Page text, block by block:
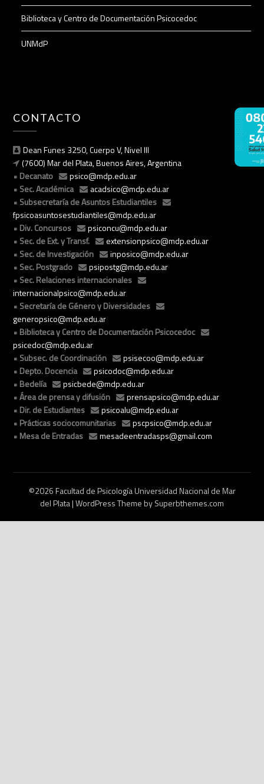
Biblioteca y Centro de Documentación Psicocedoc
UNMdP
CONTACTO
Dean Funes 3250, Cuerpo V, Nivel III
(7600) Mar del Plata, Buenos Aires, Argentina
Decanato
psico@mdp.edu.ar
Sec. Académica
acadsico@mdp.edu.ar
Subsecretaría de Asuntos Estudiantiles
fpsicoasuntosestudiantiles@mdp.edu.ar
Div. Concursos
psiconcu@mdp.edu.ar
Sec. de Ext. y Transf.
extensionpsico@mdp.edu.ar
Sec. de Investigación
inposico@mdp.edu.ar
Sec. Postgrado
psipostg@mdp.edu.ar
Sec. Relaciones internacionales
internacionalpsico@mdp.edu.ar
Secretaría de Género y Diversidades
generopsico@mdp.edu.ar
Biblioteca y Centro de Documentación Psicocedoc
psicedoc@mdp.edu.ar
Subsec. de Coordinación
psisecoo@mdp.edu.ar
Depto. Docencia
psicodoc@mdp.edu.ar
Bedelía
psicbede@mdp.edu.ar
Área de prensa y difusión
prensapsico@mdp.edu.ar
Dir. de Estudiantes
psicoalu@mdp.edu.ar
Prácticas sociocomunitarias
pscpsico@mdp.edu.ar
Mesa de Entradas
mesadeentradasps@gmail.com
©2026 Facultad de Psicología Universidad Nacional de Mar
del Plata| WordPress Theme bySuperbthemes.com